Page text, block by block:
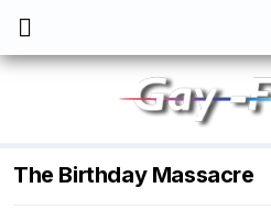
The Birthday Massacre